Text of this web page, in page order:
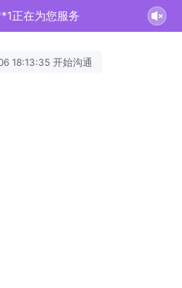
正在为您服务
18:13:35 开始沟通